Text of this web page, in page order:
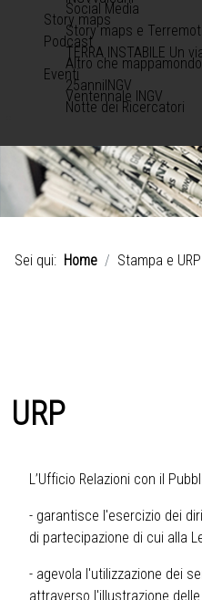
Social Media
Story maps
Story maps e Terremoti
Podcast
TERRA INSTABILE Un
Altro che mappamondo
Eventi
25anniINGV
Ventennale INGV
Notte dei Ricercatori
Sei qui: Home Stampa e URP
URP
L’Ufficio Relazioni con il
- garantisce l'esercizio dei
di partecipazione di cui alla
- agevola l'utilizzazione dei
attraverso l'illustrazione